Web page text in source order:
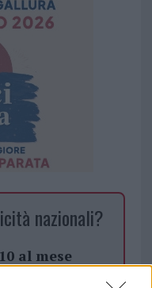
nazionali?
al mese